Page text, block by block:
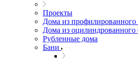
Проекты
Дома из профилированного
Дома из оцилиндрованного
Рубленные дома
Бани